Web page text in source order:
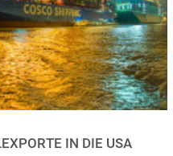
IN DIE USA